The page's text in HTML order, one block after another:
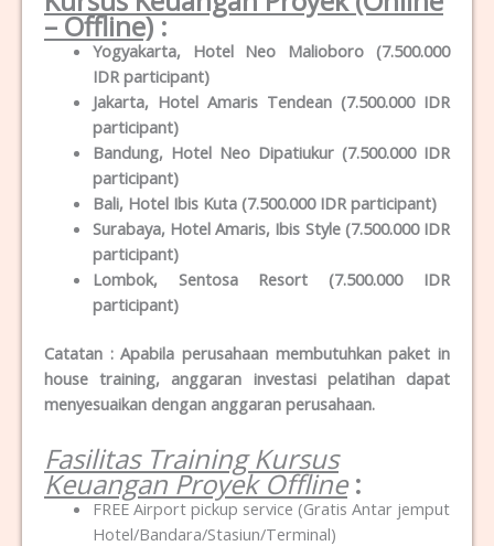
– Offline):
Yogyakarta, Hotel Neo Malioboro (7.500.000
IDR participant)
Jakarta, Hotel Amaris Tendean (7.500.000 IDR
participant)
Bandung, Hotel Neo Dipatiukur (7.500.000 IDR
participant)
Bali, Hotel Ibis Kuta (7.500.000 IDR participant)
Surabaya, Hotel Amaris, Ibis Style (7.500.000 IDR
participant)
Lombok, Sentosa Resort (7.500.000 IDR
participant)
Catatan : Apabila perusahaan membutuhkan paket in
house training, anggaran investasi pelatihan dapat
menyesuaikan dengan anggaran perusahaan.
Fasilitas Training Kursus
Keuangan Proyek Offline :
FREE Airport pickup service (Gratis Antar jemput
Hotel/Bandara/Stasiun/Terminal)